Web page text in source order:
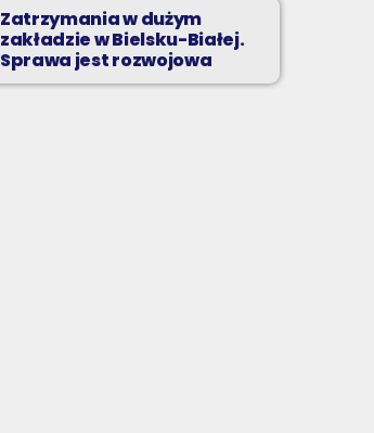
Zatrzymania w dużym
zakładzie w Bielsku-Białej.
Sprawa jest rozwojowa